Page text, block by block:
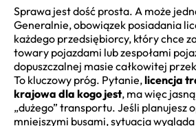
Sprawa jest dość prosta. A może
Generalnie, obowiązek posiadania
każdego przedsiębiorcy, który chce
towary pojazdami lub zespołami
dopuszczalnej masie całkowitej
To kluczowy próg. Pytanie,licencja
krajowa dla kogo jest, ma więc
„dużego” transportu. Jeśli planujesz
mniejszymi busami, sytuacja